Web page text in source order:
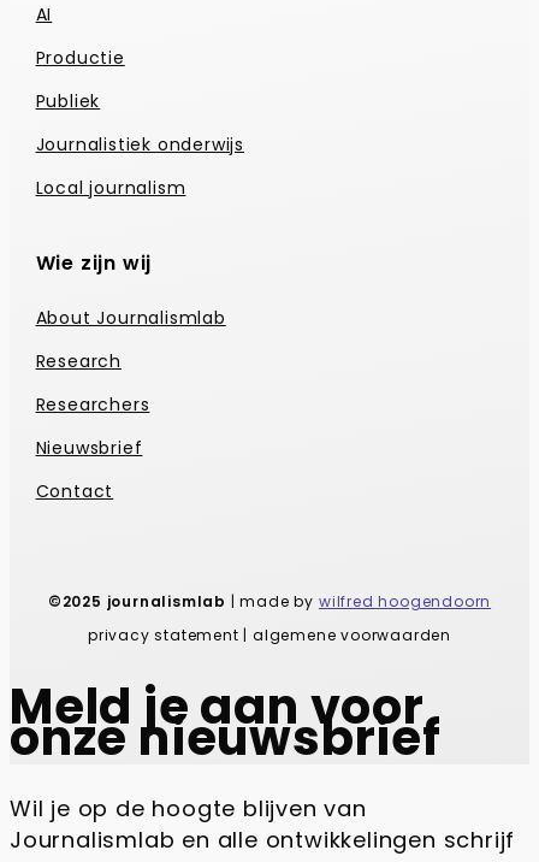
AI
Productie
Publiek
Journalistiek onderwijs
Local journalism
Wie zijn wij
About Journalismlab
Research
Researchers
Nieuwsbrief
Contact
©2025 journalismlab | made by wilfred hoogendoorn
privacy statement | algemene voorwaarden
Meld je aan voor
onze nieuwsbrief
Wil je op de hoogte blijven van
Journalismlab en alle ontwikkelingen schrijf